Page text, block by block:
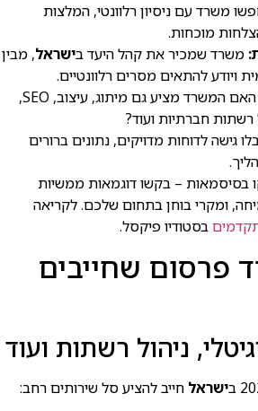
משרד עם ניסיון רלוונטי, המלצות
מוכחות.
משרד שמכיר את קהל היעד בישראל, מבין
ויודע להתאים מסרים רלוונטיים.
האם המשרד מציע גם מיתוג, עיצוב, SEO,
רשתות חברתיות ועוד?
גישה לדוחות מדויקים, נתונים ברורים
בסיסמאות – בקשו דוגמאות ממשיות
ומקרי בוחן בתחום שלכם. לקריאה
בסטודיו פיקסל.
פרסום שחייבים
ישראל חייב להציע סל שירותים רחב: